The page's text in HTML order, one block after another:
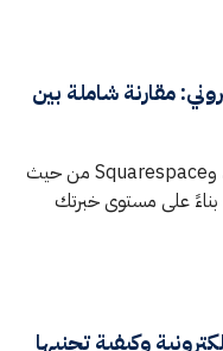
مقارنة شاملة بين
تختلف المنصات بين WordPress، Wix، وSquarespace من حيث
بناءً على مستوى خبرتك
وكيفية تجنبها